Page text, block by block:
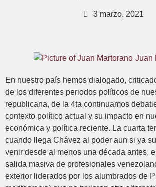
3 marzo, 2021
Juan
En nuestro país hemos dialogado,
de los diferentes periodos políticos de
republicana, de la 4ta continuamos
contexto político actual y su impacto en
económica y política reciente. La cuarta
cuando llega Chávez al poder aun si ya
venir desde al menos una década antes,
salida masiva de profesionales
exterior liderados por los alumbrados de